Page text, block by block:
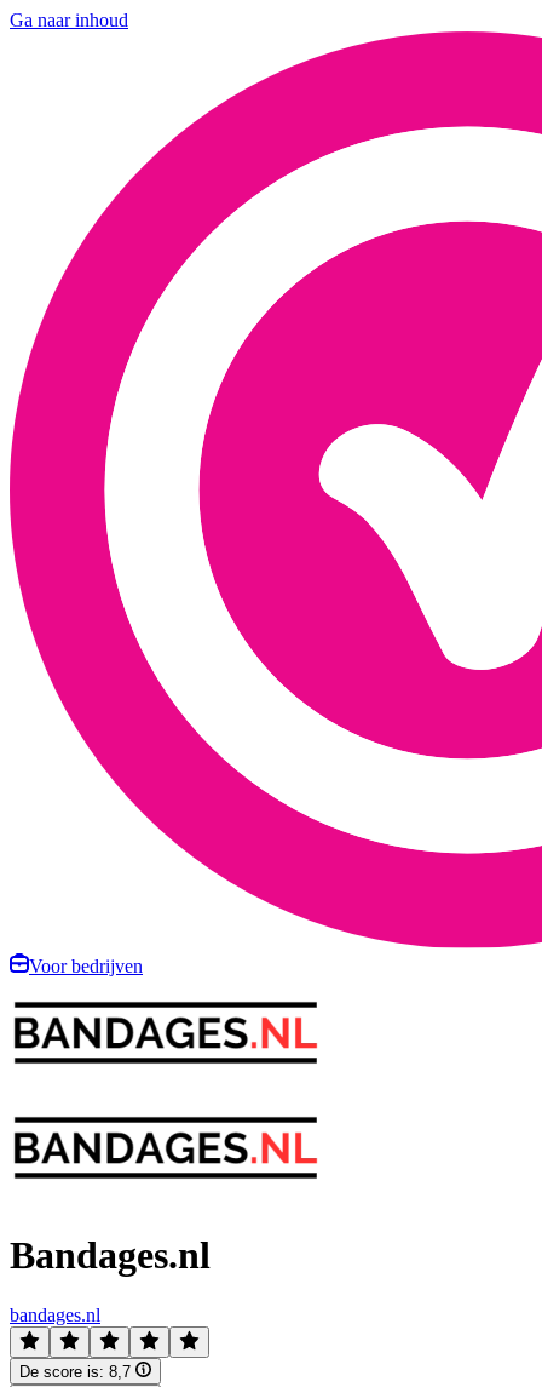
Ga naar inhoud
Voor bedrijven
Bandages.nl
bandages.nl
De score is: 8,7